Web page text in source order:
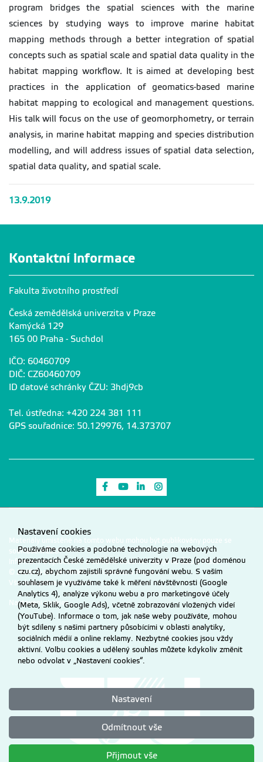
program bridges the spatial sciences with the marine
sciences by studying ways to improve marine habitat
mapping methods through a better integration of spatial
concepts such as spatial scale and spatial data quality in the
habitat mapping workflow. It is aimed at developing best
practices in the application of geomatics-based marine
habitat mapping to ecological and management questions.
His talk will focus on the use of geomorphometry, or terrain
analysis, in marine habitat mapping and species distribution
modelling, and will address issues of spatial data selection,
spatial data quality, and spatial scale.
13.9.2019
Kontaktní informace
Fakulta životního prostředí
Česká zemědělská univerzita v Praze
Kamýcká 129
165 00 Praha - Suchdol
IČO: 60460709
DIČ: CZ60460709
ID datové schránky ČZU: 3hdj9cb
Tel. ústředna: +420 224 381 111
GPS souřadnice: 50.129976, 14.373707
Odkaz na Facebook
Odkaz na Youtube
Odkaz na LinkedIn
Materiály umístěné na tomto webu mohou být publikovány pouze se
souhlasem ČZU.
Informace o zpracování a ochraně osobních údajů na ČZU v Praze.
© 2026 Česká zemědělská univerzita v Praze
Všechna práva vyhrazena
Nastavení cookies
Nastavení cookies
Používáme cookies a podobné technologie na webových
prezentacích České zemědělské univerzity v Praze (pod doménou
czu.cz), abychom zajistili správné fungování webu. S vaším
souhlasem je využíváme také k měření návštěvnosti (Google
Analytics 4), analýze výkonu webu a pro marketingové účely
(Meta, Sklik, Google Ads), včetně zobrazování vložených videí
(YouTube). Informace o tom, jak naše weby používáte, mohou
být sdíleny s našimi partnery působícími v oblasti analytiky,
sociálních médií a online reklamy. Nezbytné cookies jsou vždy
aktivní. Volbu cookies a udělený souhlas můžete kdykoliv změnit
nebo odvolat v „Nastavení cookies“.
Nastavení
Odmítnout vše
Přijmout vše